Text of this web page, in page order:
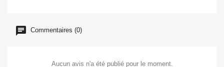
Commentaires (0)
Aucun avis n'a été publié pour le moment.